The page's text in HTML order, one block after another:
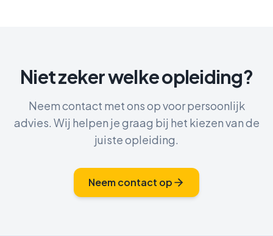
Niet zeker welke opleiding?
Neem contact met ons op voor persoonlijk
advies. Wij helpen je graag bij het kiezen van de
juiste opleiding.
Neem contact op